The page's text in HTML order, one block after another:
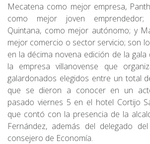
Mecatena como mejor empresa,
como mejor joven emprendedor;
Quintana, como mejor autónomo; y
mejor comercio o sector servicio; son
en la décima novena edición de la
la empresa villanovense que
galardonados elegidos entre un total
que se dieron a conocer en un
pasado viernes 5 en el hotel Cortijo
que contó con la presencia de la
Fernández, además del delegado
consejero de Economía.